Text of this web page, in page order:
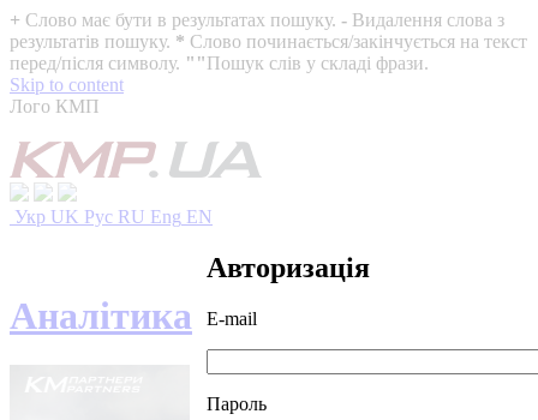
+ Слово має бути в результатах пошуку. - Видалення слова з
результатів пошуку. * Слово починається/закінчується на текст
перед/після символу. ""Пошук слів у складі фрази.
Skip to content
Лого КМП
Укр UK Рус RU Eng EN
Авторизація
E-mail
Пароль
Аналітика